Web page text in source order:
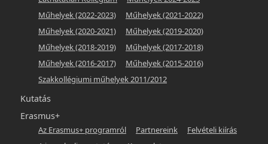
Műhelyek (2022-2023)
Műhelyek (2021-2022)
Műhelyek (2020-2021)
Műhelyek (2019-2020)
Műhelyek (2018-2019)
Műhelyek (2017-2018)
Műhelyek (2016-2017)
Műhelyek (2015-2016)
Szakkollégiumi műhelyek 2011/2012
Kutatás
Erasmus+
Az Erasmus+ programról Partnereink
Felvételi kiírás